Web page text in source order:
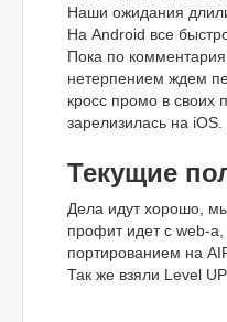
Наши ожидания
На Android все
Пока по
нетерпением ждем
кросс промо в своих
зарелизилась на iOS.
Текущие
Дела идут хорошо,
профит идет с web-
портированием на
Так же взяли Level